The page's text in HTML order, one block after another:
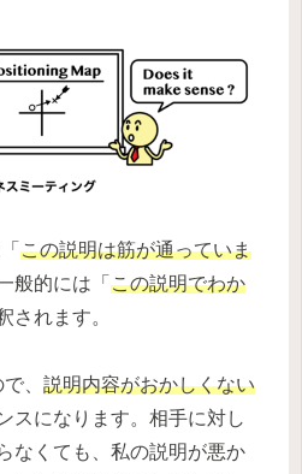
この説明は筋が通っていま
般的には「 この説明でわか
されます。
、 説明内容がおかしくない
スになります。相手に対し
なくても、私の説明が悪か